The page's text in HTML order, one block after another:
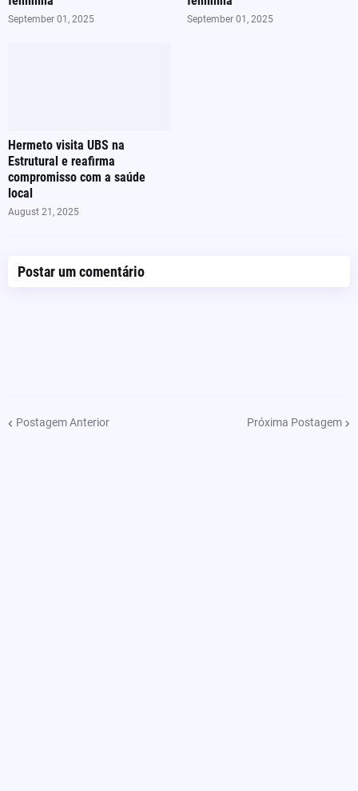
September 01, 2025 September 01, 2025
Hermeto visita UBS na
Estrutural e reafirma
compromisso com a saúde
local
August 21, 2025
Postar um comentário
Postagem Anterior Próxima Postagem